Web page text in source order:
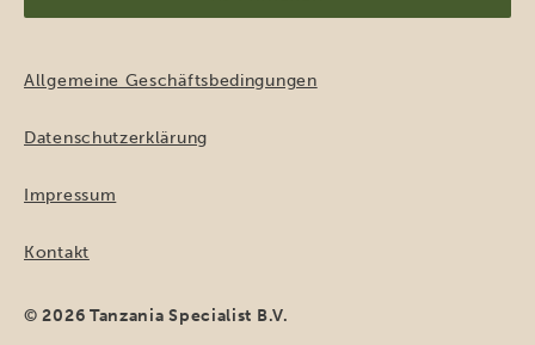
Allgemeine Geschäftsbedingungen
Datenschutzerklärung
Impressum
Kontakt
© 2026 Tanzania Specialist B.V.